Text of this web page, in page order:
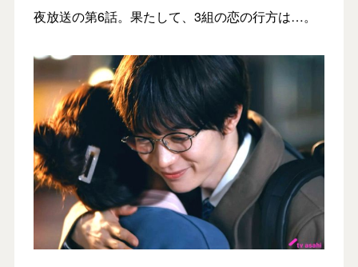
夜放送の第6話。果たして、3組の恋の行方は…。